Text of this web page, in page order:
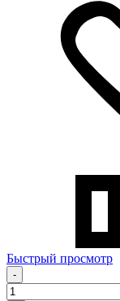
Быстрый просмотр
-